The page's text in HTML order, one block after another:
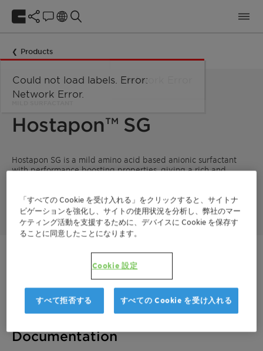
Products
Hostapon™ SG
Hostapon SG is a mild amino acid based anionic surfactant
with performance boosting properties, giving a rich and
is comparable to standard SLES/Betaine systems.
ご連絡ください
見積もりを取る
Documentation
「すべての Cookie を受け入れる」をクリックすると、サイトナ
ビゲーションを強化し、サイトの使用状況を分析し、弊社のマー
ケティング活動を支援するために、デバイスに Cookie を保存す
ることに同意したことになります。
Cookie 設定
すべて拒否する すべての Cookie を受け入れる
Network Error
Could not load labels. Error:
Network Error.